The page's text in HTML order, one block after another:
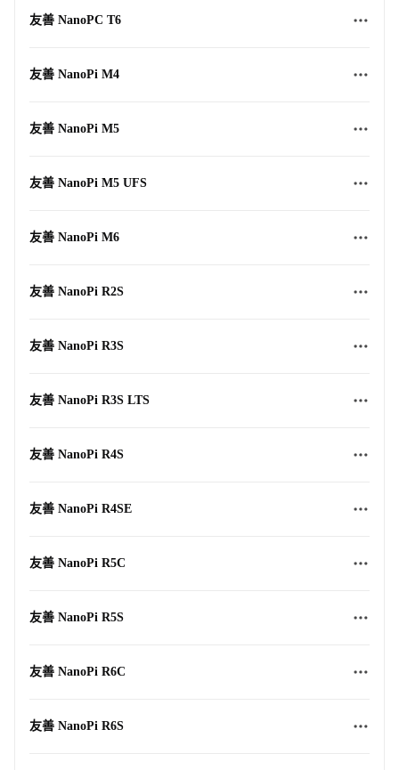
友善 NanoPC T6
友善 NanoPi M4
友善 NanoPi M5
友善 NanoPi M5 UFS
友善 NanoPi M6
友善 NanoPi R2S
友善 NanoPi R3S
友善 NanoPi R3S LTS
友善 NanoPi R4S
友善 NanoPi R4SE
友善 NanoPi R5C
友善 NanoPi R5S
友善 NanoPi R6C
友善 NanoPi R6S